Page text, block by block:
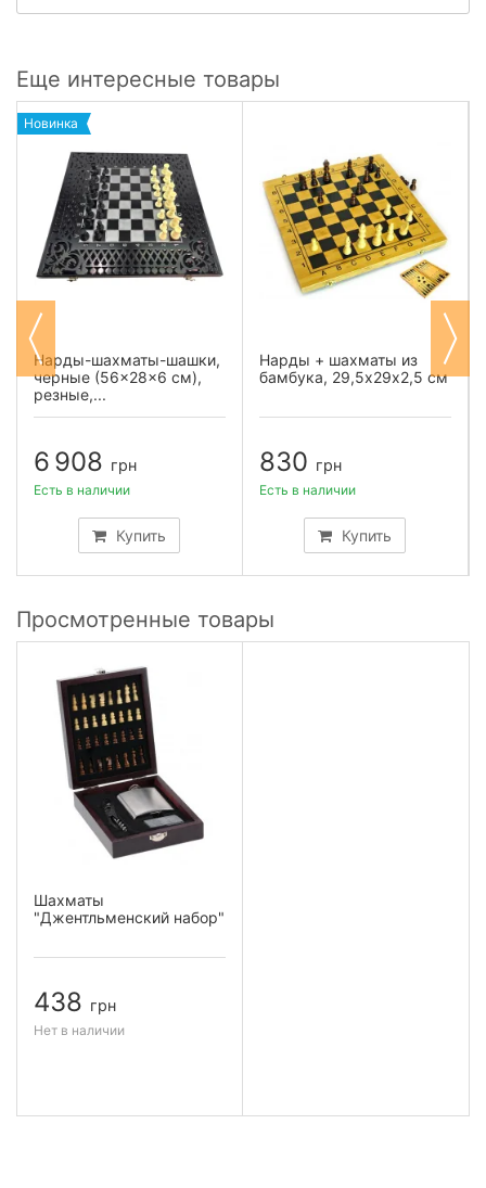
Еще интересные товары
Новинка
Нарды-шахматы-шашки,
черные (56×28×6 см),
резные,...
6 908 грн
Купить
Есть в наличии
Нарды + шахматы из
бамбука, 29,5х29х2,5 см
830 грн
Купить
Есть в наличии
Просмотренные товары
Шахматы
"Джентльменский набор"
438 грн
Нет в наличии